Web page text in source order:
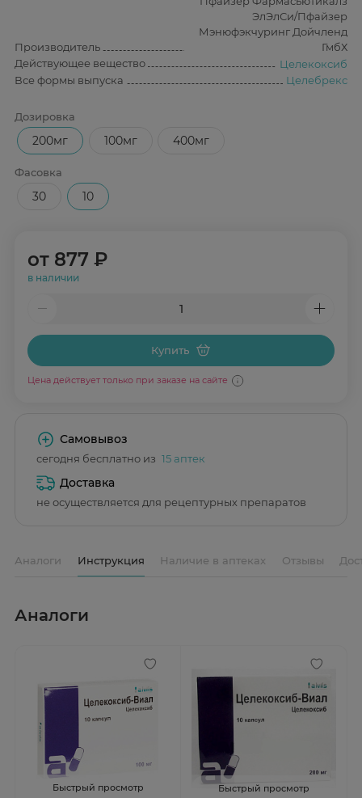
Производитель
ЭлЭлСи/Пфайзер
Мэнюфэкчуринг Дойчленд
ГмбХ
Действующее вещество
Целекоксиб
Все формы выпуска
Целебрекс
Дозировка
200мг 100мг 400мг
Фасовка
30 10
от 877 ₽
в наличии
Купить
Цена действует только при заказе на сайте
Самовывоз
сегодня бесплатно из 15 аптек
Доставка
не осуществляется для рецептурных препаратов
Аналоги Инструкция Наличие в аптеках Отзывы
Аналоги
Быстрый просмотр Быстрый просмотр